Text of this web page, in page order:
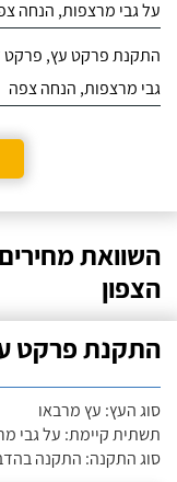
על גבי מרצפות, הנחה
התקנת פרקט עץ, פרקט
גבי מרצפות, הנחה צפה
השוואת
הצפון
התקנת פרקט
סוג העץ: עץ מרבאו
תשתית קיימת: על גבי
סוג התקנה: התקנה